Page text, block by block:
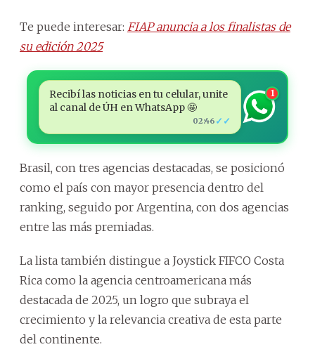
Te puede interesar: FIAP anuncia a los finalistas de
su edición 2025
Recibí las noticias en tu celular, unite
al canal de ÚH en WhatsApp 🤩
02:46 ✓✓
1
Brasil, con tres agencias destacadas, se posicionó
como el país con mayor presencia dentro del
ranking, seguido por Argentina, con dos agencias
entre las más premiadas.
La lista también distingue a Joystick FIFCO Costa
Rica como la agencia centroamericana más
destacada de 2025, un logro que subraya el
crecimiento y la relevancia creativa de esta parte
del continente.